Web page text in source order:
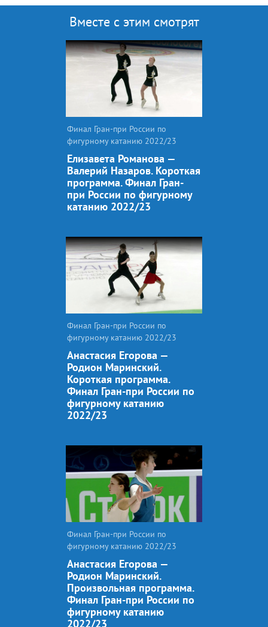
Вместе с этим смотрят
Финал Гран-при России по
фигурному катанию 2022/23
Елизавета Романова —
Валерий Назаров. Короткая
программа. Финал Гран-
при России по фигурному
катанию 2022/23
Финал Гран-при России по
фигурному катанию 2022/23
Анастасия Егорова —
Родион Маринский.
Короткая программа.
Финал Гран-при России по
фигурному катанию
2022/23
Финал Гран-при России по
фигурному катанию 2022/23
Анастасия Егорова —
Родион Маринский.
Произвольная программа.
Финал Гран-при России по
фигурному катанию
2022/23